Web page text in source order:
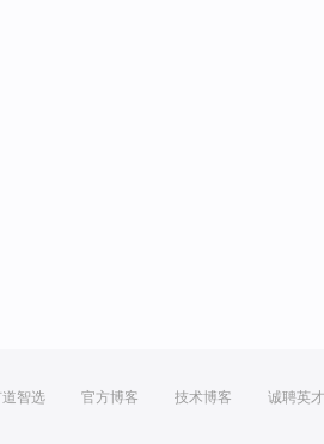
智选 官方博客 技术博客 诚聘英才